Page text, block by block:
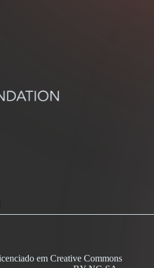
em Creative Commons